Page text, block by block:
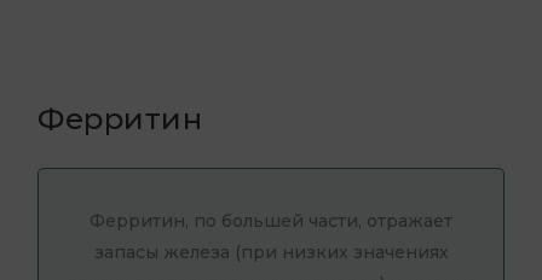
Ферритин
Ферритин, по большей части, отражает
запасы железа (при низких значениях